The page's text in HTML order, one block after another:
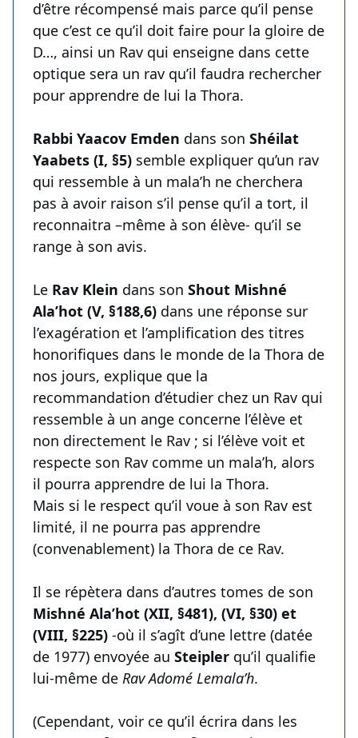
d’être récompensé mais parce qu’il pense
que c’est ce qu’il doit faire pour la gloire de
D…, ainsi un Rav qui enseigne dans cette
optique sera un rav qu’il faudra rechercher
pour apprendre de lui la Thora.
Rabbi Yaacov Emden dans son Shéilat
Yaabets (I, §5) semble expliquer qu’un rav
qui ressemble à un mala’h ne cherchera
pas à avoir raison s’il pense qu’il a tort, il
reconnaitra –même à son élève- qu’il se
range à son avis.
Le Rav Klein dans son Shout Mishné
Ala’hot (V, §188,6) dans une réponse sur
l’exagération et l’amplification des titres
honorifiques dans le monde de la Thora de
nos jours, explique que la
recommandation d’étudier chez un Rav qui
ressemble à un ange concerne l’élève et
non directement le Rav ; si l’élève voit et
respecte son Rav comme un mala’h, alors
il pourra apprendre de lui la Thora.
Mais si le respect qu’il voue à son Rav est
limité, il ne pourra pas apprendre
(convenablement) la Thora de ce Rav.
Il se répètera dans d’autres tomes de son
Mishné Ala’hot (XII, §481), (VI, §30) et
(VIII, §225) -où il s’agît d’une lettre (datée
de 1977) envoyée au Steipler qu’il qualifie
lui-même de Rav Adomé Lemala’h.
(Cependant, voir ce qu’il écrira dans les